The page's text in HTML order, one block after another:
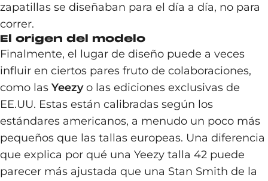
zapatillas se diseñaban para el día a día, no para
correr.
El origen del modelo
Finalmente, el lugar de diseño puede a veces
influir en ciertos pares fruto de colaboraciones,
como las Yeezyo las ediciones exclusivas de
EE.UU. Estas están calibradas según los
estándares americanos, a menudo un poco más
pequeños que las tallas europeas. Una diferencia
que explica por qué una Yeezy talla 42 puede
parecer más ajustada que una Stan Smith de la